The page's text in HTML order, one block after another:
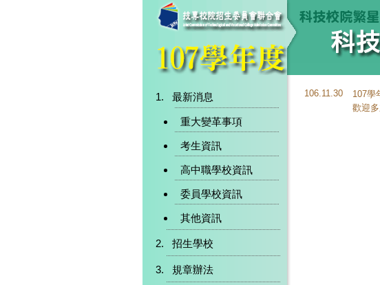
最新消息
重大變革事項
考生資訊
高中職學校資訊
委員學校資訊
其他資訊
招生學校
規章辦法
106.11.30 107學
歡迎多